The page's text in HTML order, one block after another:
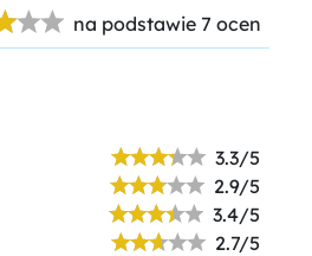
na podstawie 7 ocen
3.3/5
2.9/5
3.4/5
2.7/5